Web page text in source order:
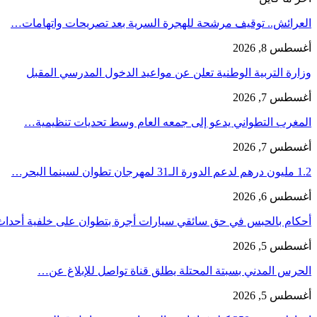
العرائش.. توقيف مرشحة للهجرة السرية بعد تصريحات واتهامات…
أغسطس 8, 2026
وزارة التربية الوطنية تعلن عن مواعيد الدخول المدرسي المقبل
أغسطس 7, 2026
المغرب التطواني يدعو إلى جمعه العام وسط تحديات تنظيمية…
أغسطس 7, 2026
1.2 مليون درهم لدعم الدورة الـ31 لمهرجان تطوان لسينما البحر…
أغسطس 6, 2026
أحكام بالحبس في حق سائقي سيارات أجرة بتطوان على خلفية
أغسطس 5, 2026
الحرس المدني بسبتة المحتلة يطلق قناة تواصل للإبلاغ عن…
أغسطس 5, 2026